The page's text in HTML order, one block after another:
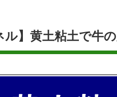
ル】黄土粘土で牛